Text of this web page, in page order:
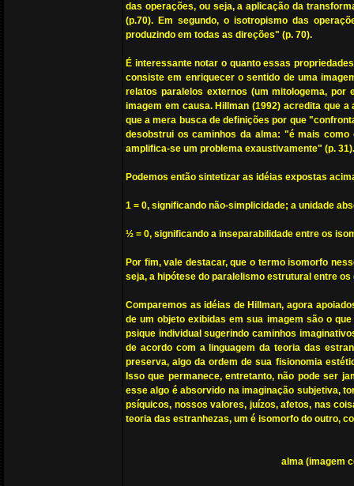
das operações, ou seja, a aplicação da
(p.70). Em segundo, o isotropismo das
produzindo em todas as direções" (p. 70).
É interessante notar o quanto essas
consiste em enriquecer o sentido de uma
relatos paralelos externos (um mitologema, por
imagem em causa. Hillman (1992) acredita que
que a mera busca de definições por que
desobstrui os caminhos da alma: "é mais
amplifica-se um problema exaustivamente" (p. 31).
Podemos então sintetizar as idéias expostas
1 = 0, significando não-simplicidade; a unidade
½ = 0, significando a inseparabilidade entre os
Por fim, vale destacar, que o termo isomorfo
seja, a hipótese do paralelismo estrutural entre
Comparemos as idéias de Hillman, agora
de um objeto exibidas em sua imagem são o
psique individual sugerindo caminhos
de acordo com a linguagem da teoria das
preserva, algo da ordem de sua fisionomia
Isso que permanece, entretanto, não pode ser
esse algo é absorvido na imaginação subjetiva,
psíquicos, nossos valores, juízos, afetos, nas
teoria das estranhezas, um é isomorfo do outro,
alma (imagem